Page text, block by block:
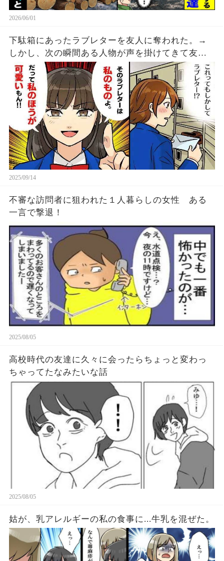
2026/06/01
下駄箱にあったラブレターを友人に奪われた。→
しかし、次の瞬間ある人物が声を掛けてきて友人
の顔が急に焦り始める・・・
2025/09/14
不審な訪問者に狙われた１人暮らしの女性 ある
一言で撃退！
2025/08/05
高校時代の友達に久々に会ったらちょっと変わっ
ちゃってたなみたいな話
2025/08/05
姑が、乳アレルギーの私の食事に...牛乳を混ぜた。